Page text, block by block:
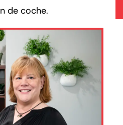
de coche.